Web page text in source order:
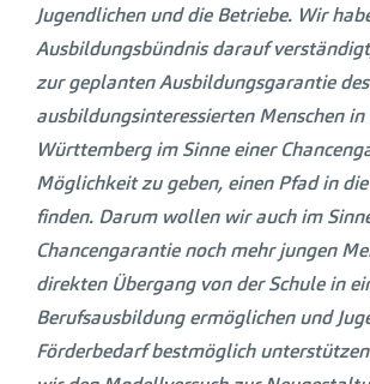
Jugendlichen und die Betriebe. Wir
Ausbildungsbündnis darauf
zur geplanten Ausbildungsgarantie
ausbildungsinteressierten Menschen in
Württemberg im Sinne einer
Möglichkeit zu geben, einen Pfad in
finden. Darum wollen wir auch im
Chancengarantie noch mehr jungen
direkten Übergang von der Schule in
Berufsausbildung ermöglichen und
Förderbedarf bestmöglich